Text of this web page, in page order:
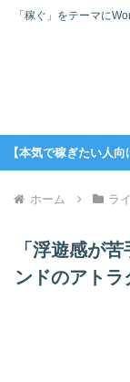
「稼ぐ」をテーマに
【本気で稼ぎたい人
ホーム ラ
「浮遊感が
ンドのアト